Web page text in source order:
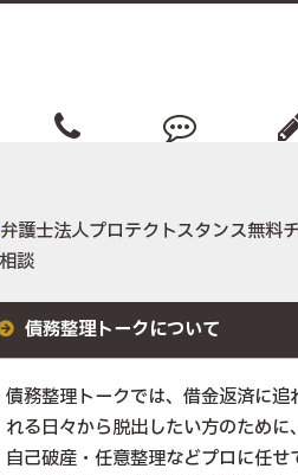
債務整理トークについて
債務整理トークでは、借金返済に追
れる日々から脱出したい方のために、
自己破産・任意整理などプロに任せ